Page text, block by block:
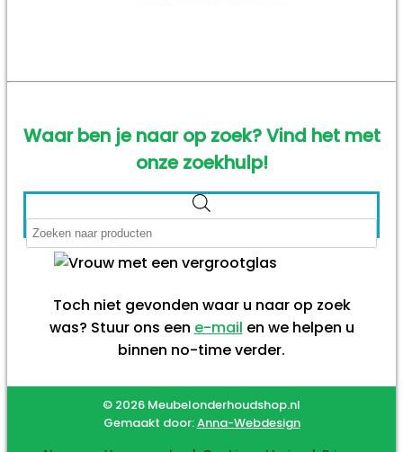
Waar ben je naar op zoek? Vind het met
onze zoekhulp!
Toch niet gevonden waar u naar op zoek
was? Stuur ons een e-mail en we helpen u
binnen no-time verder.
© 2026 Meubelonderhoudshop.nl
Gemaakt door:Anna-Webdesign